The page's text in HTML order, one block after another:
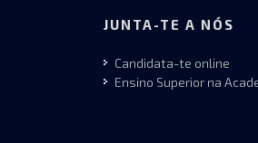
JUNTA-TE A NÓS
Candidata-te online
Ensino Superior na